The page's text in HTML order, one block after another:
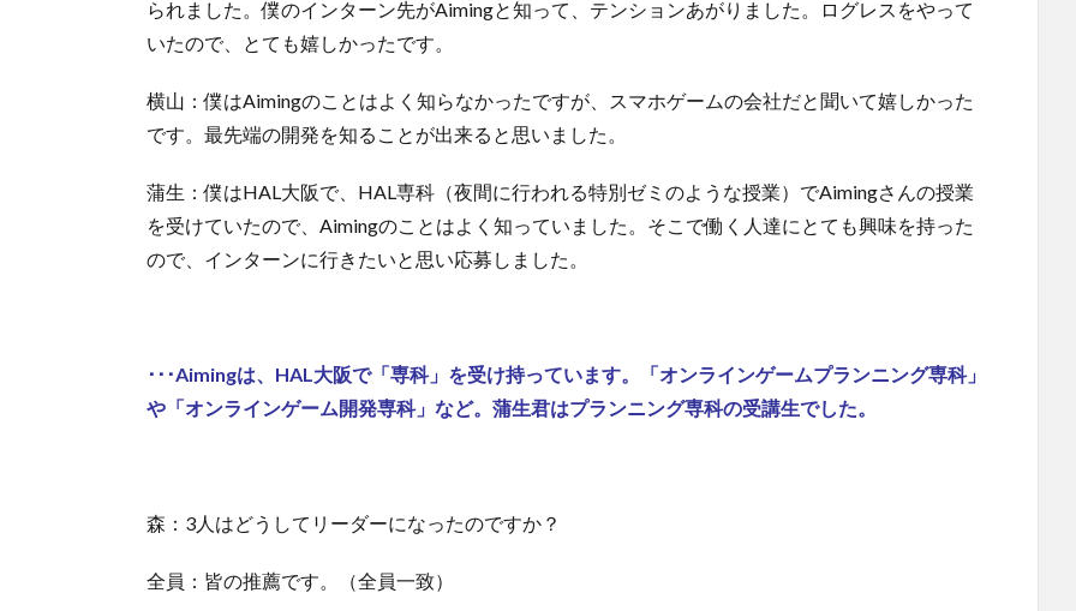
られました。僕のインターン先がAimingと知って、テンションあがりました。ログレスをやって
いたので、とても嬉しかったです。
横山：僕はAimingのことはよく知らなかったですが、スマホゲームの会社だと聞いて嬉しかった
です。最先端の開発を知ることが出来ると思いました。
蒲生：僕はHAL大阪で、HAL専科（夜間に行われる特別ゼミのような授業）でAimingさんの授業
を受けていたので、Aimingのことはよく知っていました。そこで働く人達にとても興味を持った
ので、インターンに行きたいと思い応募しました。
･･･Aimingは、HAL大阪で「専科」を受け持っています。「オンラインゲームプランニング専科」
や「オンラインゲーム開発専科」など。蒲生君はプランニング専科の受講生でした。
森：3人はどうしてリーダーになったのですか？
全員：皆の推薦です。（全員一致）